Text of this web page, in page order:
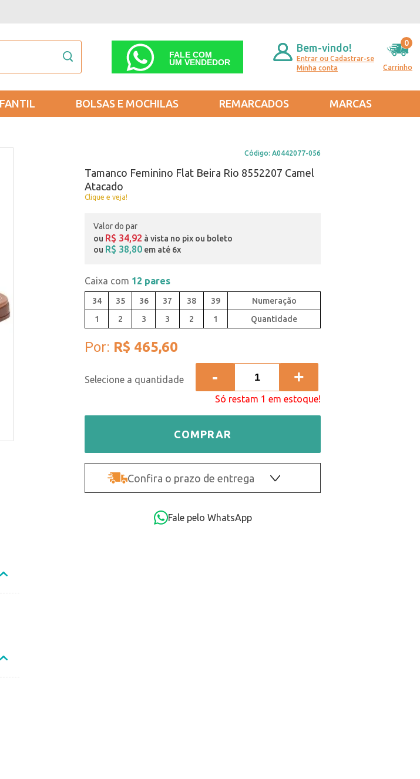
FALE COM
UM VENDEDOR
Bem-vindo!
Entrar ou Cadastrar-se
Minha conta
Carrinho
0
BOLSAS E MOCHILAS REMARCADOS MARCAS
Código: A0442077-056
Tamanco Feminino Flat Beira Rio 8552207 Camel
Atacado
Clique e veja!
Valor do par
ou R$ 34,92 à vista no pix ou boleto
ou R$ 38,80 em até 6x
Caixa com 12 pares
34 35 36 37 38
39
1
2 3 3 2 1 Quantidade
Por: R$ 465,60
- +
Só restam 1 em estoque!
COMPRAR
Confira o prazo de entrega
Fale pelo WhatsApp